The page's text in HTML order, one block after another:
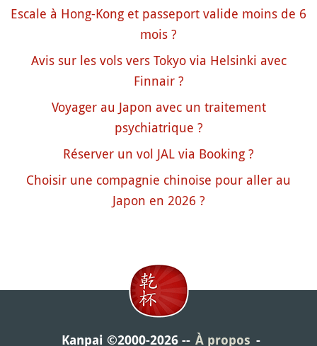
Escale à Hong-Kong et passeport valide moins de 6
mois ?
Avis sur les vols vers Tokyo via Helsinki avec
Finnair ?
Voyager au Japon avec un traitement
psychiatrique ?
Réserver un vol JAL via Booking ?
Choisir une compagnie chinoise pour aller au
Japon en 2026 ?
Kanpai ©2000-2026 À propos